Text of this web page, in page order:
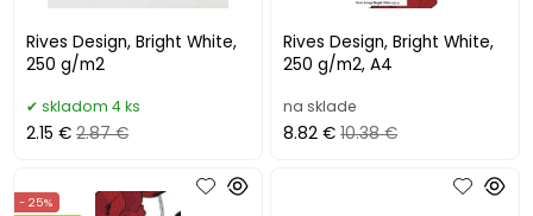
Rives Design, Bright White,
250 g/m2
skladom 4 ks
2.15 € 2.87 €
Rives Design, Bright White,
250 g/m2, A4
na sklade
8.82 € 10.38 €
- 25%